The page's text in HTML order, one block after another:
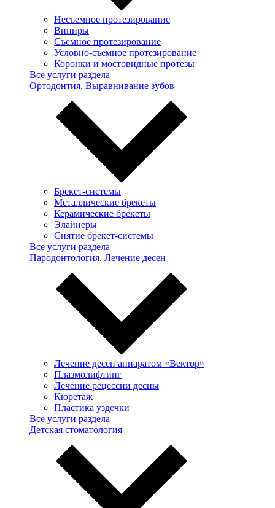
Несъемное протезирование
Виниры
Съемное протезирование
Условно-съемное протезирование
Коронки и мостовидные протезы
Все услуги раздела
Ортодонтия. Выравнивание зубов
Брекет-системы
Металлические брекеты
Керамические брекеты
Элайнеры
Снятие брекет-системы
Все услуги раздела
Пародонтология. Лечение десен
Лечение десен аппаратом «Вектор»
Плазмолифтинг
Лечение рецессии десны
Кюретаж
Пластика уздечки
Все услуги раздела
Детская стоматология